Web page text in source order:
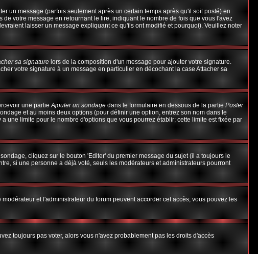
un message (parfois seulement après un certain temps après qu'il soit posté) en
votre message en retournant le lire, indiquant le nombre de fois que vous l'avez
laisser un message expliquant ce qu'ils ont modifié et pourquoi). Veuillez noter
sa signaturelors de la composition d'un message pour ajouter votre signature.
votre signature à un message en particulier en décochant la case Attacher sa
une partieAjouter un sondagedans le formulaire en dessous de la partiePoster
et au moins deux options (pour définir une option, entrez son nom dans le
une limite pour le nombre d'options que vous pourrez établir; cette limite est fixée par
cliquez sur le bouton 'Editer' du premier message du sujet (il a toujours le
si une personne a déjà voté, seuls les modérateurs et administrateurs pourront
et l'administrateur du forum peuvent accorder cet accès; vous pouvez les
toujours pas voter, alors vous n'avez probablement pas les droits d'accès